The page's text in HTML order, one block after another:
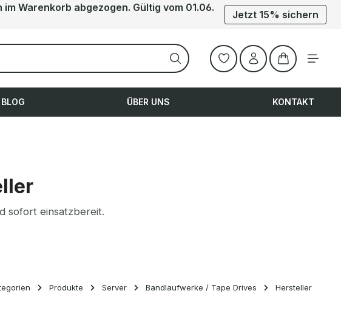
Warenkorb abgezogen. Gültig vom 01.06.
Jetzt 15% sichern
Warenkorb
BLOG ÜBER UNS KONTAKT
sofort einsatzbereit.
Produkte Server Bandlaufwerke / Tape Drives Hersteller